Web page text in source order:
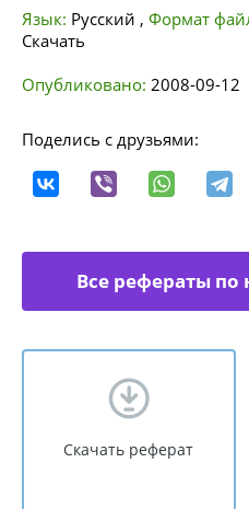
Язык: Русский , Формат
Скачать
Опубликовано: 2008-09-12
Поделись с друзьями:
Все рефераты
Скачать реферат